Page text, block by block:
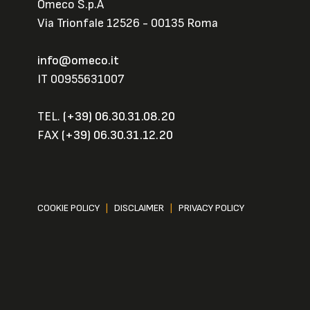
Omeco S.p.A
Via Trionfale 12526 - 00135 Roma
info@omeco.it
IT 00955631007
TEL. (+39) 06.30.31.08.20
FAX (+39) 06.30.31.12.20
COOKIE POLICY DISCLAIMER PRIVACY POLICY